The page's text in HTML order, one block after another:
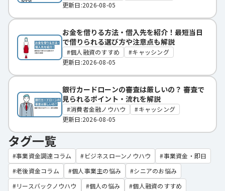
更新日:2026-08-05
お金を借りる方法・借入先を紹介！最短当日
で借りられる選び方や注意点も解説
個人融資のすすめ
キャッシング
更新日:2026-08-05
銀行カードローンの審査は厳しいの？ 審査で
見られるポイント・流れを解説
消費者金融ノウハウ
キャッシング
更新日:2026-08-05
タグ一覧
事業資金調達コラム ビジネスローンノウハウ
事業資金・即日
老後資金コラム
個人事業主の悩み
シニアのお悩み
リースバックノウハウ
個人の悩み
個人融資のすすめ